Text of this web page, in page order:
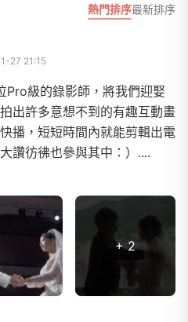
熱門排序最新排序
27 21:15
級的錄影師，將我們迎娶
出許多意想不到的有趣互動畫
播，短短時間內就能剪輯出電
讚彷彿也參與其中：）....
+ 2